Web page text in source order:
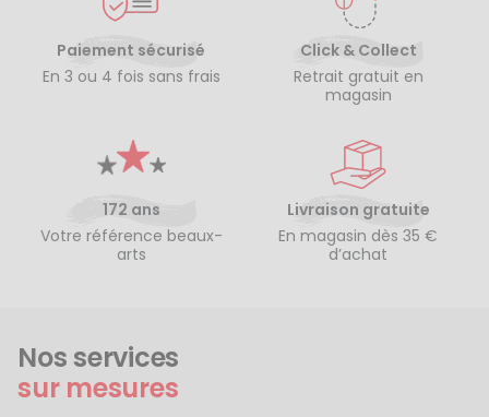
Paiement sécurisé
En 3 ou 4 fois sans frais
Click & Collect
Retrait gratuit en
magasin
172 ans
Votre référence beaux-
arts
Livraison gratuite
En magasin dès 35 €
d’achat
Nos services
sur mesures